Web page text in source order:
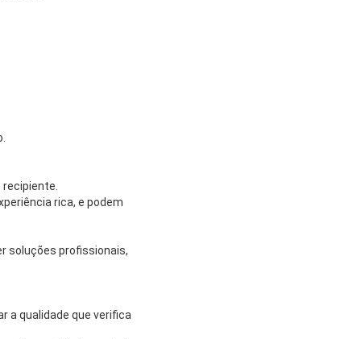
rica, e podem
soluções profissionais,
a qualidade que verifica